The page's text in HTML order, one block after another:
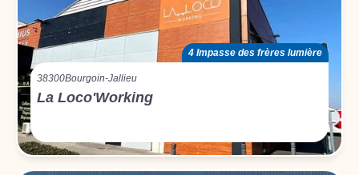
4 Impasse des frères lumière
38300Bourgoin-Jallieu
La Loco'Working